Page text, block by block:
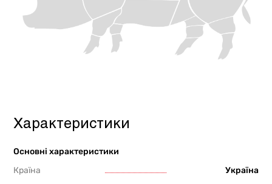
Характеристики
Основні характеристики
Країна
Україна